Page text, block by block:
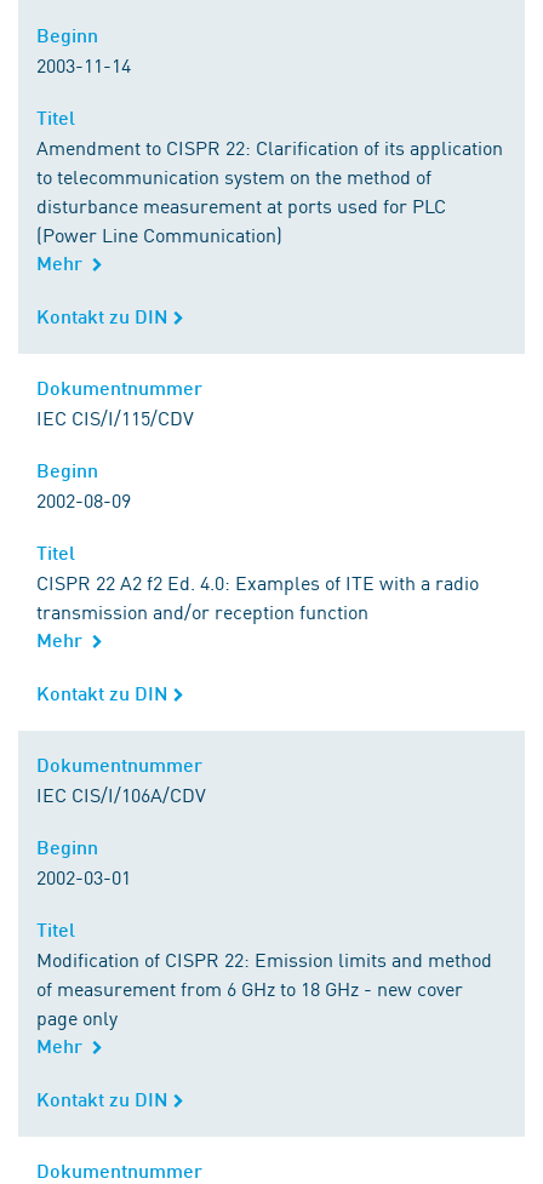
Beginn
2003-11-14
Titel
Amendment to CISPR 22: Clarification of its application
to telecommunication system on the method of
disturbance measurement at ports used for PLC
(Power Line Communication)
Mehr
Kontakt zu DIN
Kontakt zu DIN
Dokumentnummer
IEC CIS/I/115/CDV
Beginn
2002-08-09
Titel
CISPR 22 A2 f2 Ed. 4.0: Examples of ITE with a radio
transmission and/or reception function
Mehr
Kontakt zu DIN
Kontakt zu DIN
Dokumentnummer
IEC CIS/I/106A/CDV
Beginn
2002-03-01
Titel
Modification of CISPR 22: Emission limits and method
of measurement from 6 GHz to 18 GHz - new cover
page only
Mehr
Kontakt zu DIN
Kontakt zu DIN
Dokumentnummer